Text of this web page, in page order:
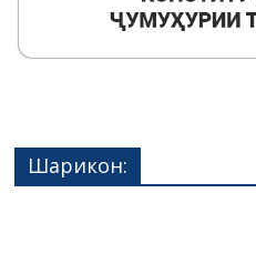
Шарикон: